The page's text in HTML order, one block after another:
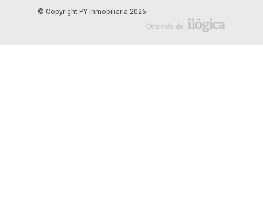
© Copyright PY Inmobiliaria 2026